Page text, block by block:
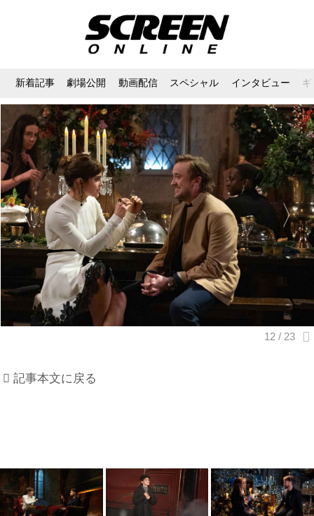
新着記事 劇場公開 動画配信 スペシャル インタビュー
記事本文に戻る